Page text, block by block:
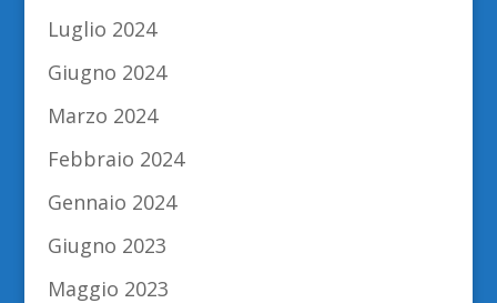
Luglio 2024
Giugno 2024
Marzo 2024
Febbraio 2024
Gennaio 2024
Giugno 2023
Maggio 2023